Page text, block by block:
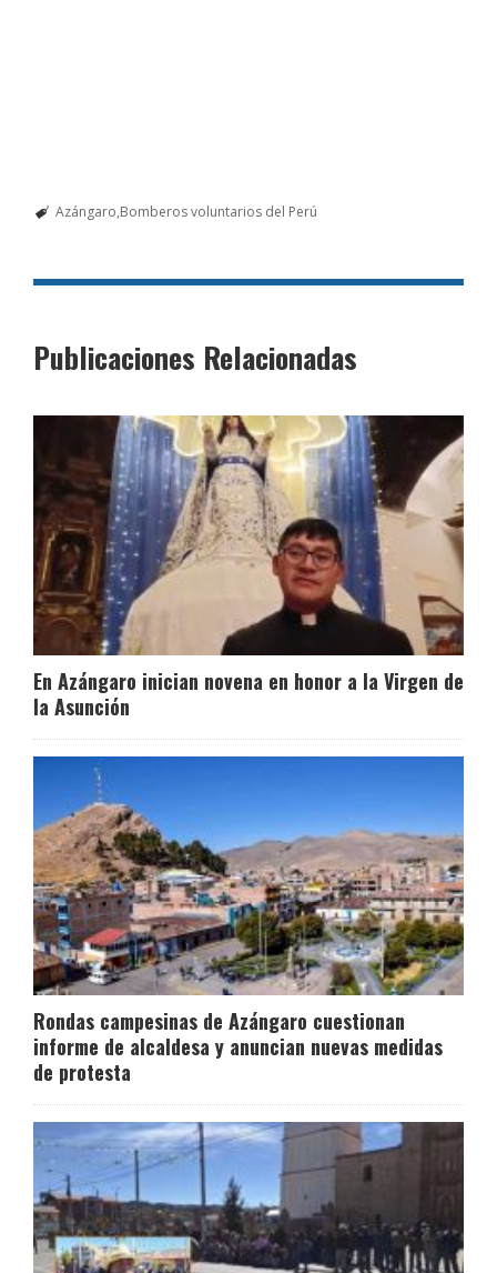
Azángaro Bomberos voluntarios del Perú
Publicaciones Relacionadas
En Azángaro inician novena en honor a la Virgen de
la Asunción
Rondas campesinas de Azángaro cuestionan
informe de alcaldesa y anuncian nuevas medidas
de protesta